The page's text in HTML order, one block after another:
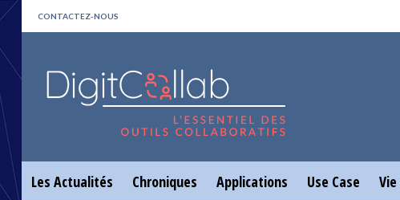
CONTACTEZ-NOUS
Les Actualités Chroniques Applications Use Case